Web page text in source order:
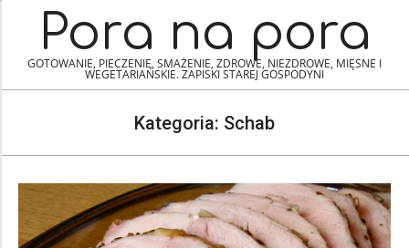
content
NavigationPora na pora
GOTOWANIE, PIECZENIE, SMAŻENIE, ZDROWE, NIEZDROWE, MIĘSNE I
WEGETARIAŃSKIE. ZAPISKI STAREJ GOSPODYNI
Kategoria: Schab